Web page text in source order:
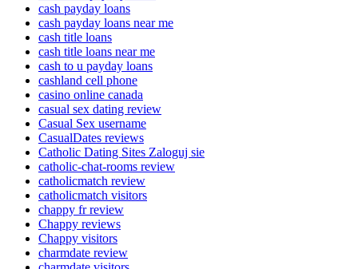
cash payday loans
cash payday loans near me
cash title loans
cash title loans near me
cash to u payday loans
cashland cell phone
casino online canada
casual sex dating review
Casual Sex username
CasualDates reviews
Catholic Dating Sites Zaloguj sie
catholic-chat-rooms review
catholicmatch review
catholicmatch visitors
chappy fr review
Chappy reviews
Chappy visitors
charmdate review